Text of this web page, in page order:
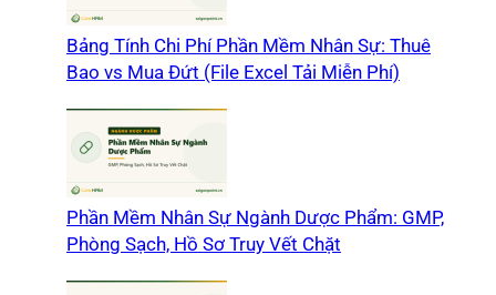
Bảng Tính Chi Phí Phần Mềm Nhân Sự: Thuê
Bao vs Mua Đứt (File Excel Tải Miễn Phí)
Phần Mềm Nhân Sự Ngành Dược Phẩm: GMP,
Phòng Sạch, Hồ Sơ Truy Vết Chặt